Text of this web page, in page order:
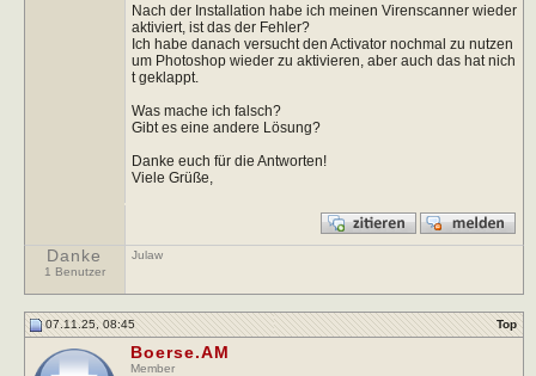
Nach der Installation habe ich meinen Virenscanner wieder
aktiviert, ist das der Fehler?
Ich habe danach versucht den Activator nochmal zu nutzen
um Photoshop wieder zu aktivieren, aber auch das hat nich
t geklappt.
Was mache ich falsch?
Gibt es eine andere Lösung?
Danke euch für die Antworten!
Viele Grüße,
Danke
1 Benutzer
Julaw
07.11.25, 08:45 Top
Boerse.AM
Member